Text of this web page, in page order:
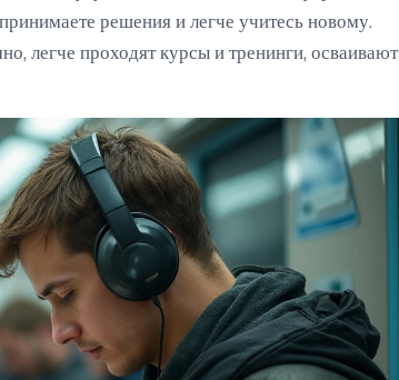
решения и легче учитесь новому.
легче проходят курсы и тренинги, осваивают